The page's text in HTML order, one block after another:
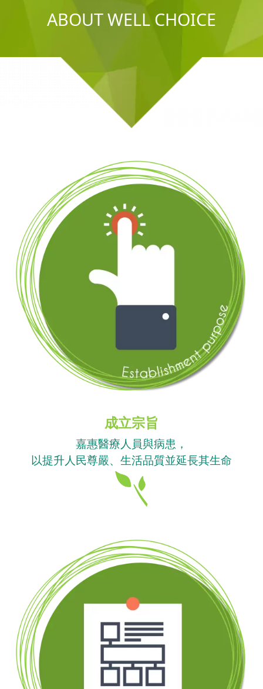
ABOUT WELL CHOICE
成立宗旨
嘉惠醫療人員與病患，
以提升人民尊嚴、生活品質並延長其生命